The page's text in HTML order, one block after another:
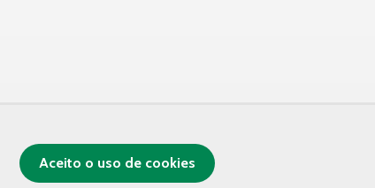
Aceito o uso de cookies